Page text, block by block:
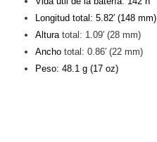
Industriales
Energía
Adaptadores
de
Longitud total: 5.82′ (148 mm)
Altura total: 1.09′ (28 mm)
Ancho total: 0.86′ (22 mm)
Peso: 48.1 g (17 oz)